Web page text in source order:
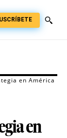
en América
en